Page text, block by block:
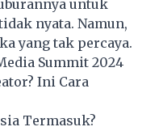
untuk
nyata. Namun,
yang tak percaya.
Summit 2024
Ini Cara
Termasuk?